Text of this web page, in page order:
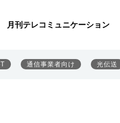
月刊テレコミュニケーション
通信事業者向け 光伝送